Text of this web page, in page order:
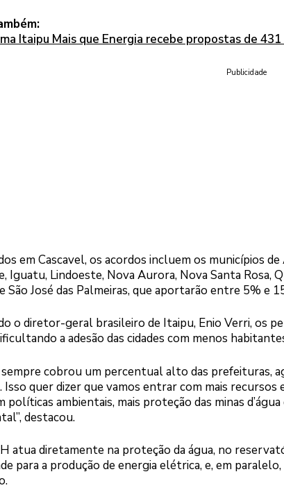
Itaipu Mais que Energia recebe propostas de
Publicidade
em Cascavel, os acordos incluem os municípios
Iguatu, Lindoeste, Nova Aurora, Nova Santa Rosa,
São José das Palmeiras, que aportarão entre 5% e
o diretor-geral brasileiro de Itaipu, Enio Verri, os
a adesão das cidades com menos
cobrou um percentual alto das prefeituras,
Isso quer dizer que vamos entrar com mais
políticas ambientais, mais proteção das minas
destacou.
atua diretamente na proteção da água, no
para a produção de energia elétrica, e, em